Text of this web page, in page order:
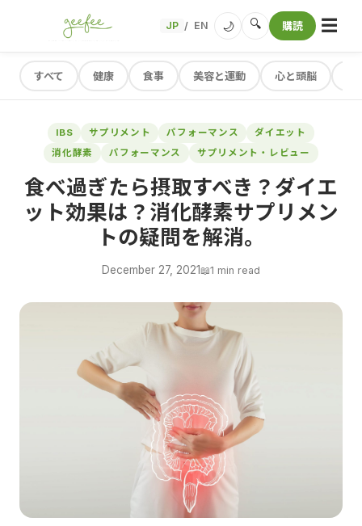
JP / EN 🌙 🔍 購読 ☰
すべて 健康 食事 美容と運動 心と頭脳
IBS サプリメント パフォーマンス
ダイエット
消化酵素
パフォーマンス サプリメント・レビュー
食べ過ぎたら摂取すべき？ダイエ
ット効果は？消化酵素サプリメン
トの疑問を解消。
December 27, 2021📖1 min read